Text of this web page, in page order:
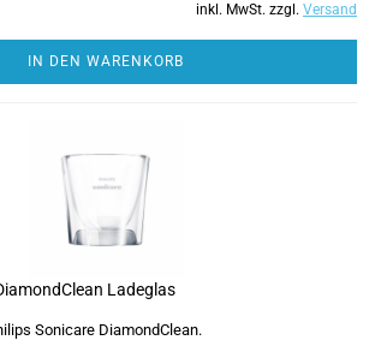
inkl. MwSt. zzgl. Versand
IN DEN WARENKORB
Ladeglas
Sonicare DiamondClean.